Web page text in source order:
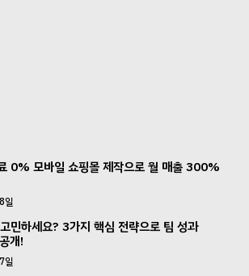
0% 모바일 쇼핑몰 제작으로 월 매출 300%
일
민하세요? 3가지 핵심 전략으로 팀 성과
개!
일